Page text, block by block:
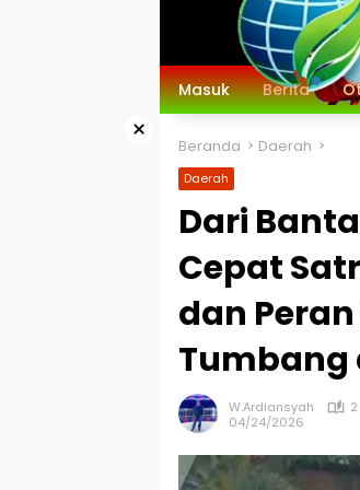
Masuk Berita
× Beranda Daerah
Daerah
Dari
Cepat
dan
Tumbang
W.Ardiansyah
04/24/2026